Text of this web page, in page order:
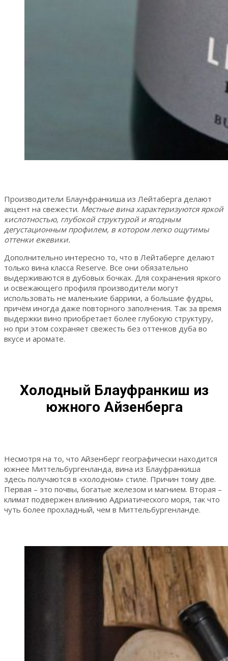
Производители Блаунфранкиша из Лейтаберга делают
акцент на свежести. Местные вина характеризуются яркой
кислотностью, глубокой структурой и ягодным
дегустационным профилем, в котором легко ощутимы
оттенки ежевики.
Дополнительно интересно то, что в Лейтаберге делают
только вина класса Reserve. Все они обязательно
выдерживаются в дубовых бочках. Для сохранения яркого
и освежающего профиля производители могут
использовать не маленькие баррики, а большие фудры,
причём иногда даже повторного заполнения. Так за время
выдержки вино приобретает более глубокую структуру,
но при этом сохраняет свежесть без оттенков дуба во
вкусе и аромате.
Холодный Блауфранкиш из
южного Айзенберга
Несмотря на то, что Айзенберг географически находится
южнее Миттельбургенланда, вина из Блауфранкиша
здесь получаются в «холодном» стиле. Причин тому две.
Первая – это почвы, богатые железом и магнием. Вторая –
климат подвержен влиянию Адриатического моря, так что
чуть более прохладный, чем в Миттельбургенланде.